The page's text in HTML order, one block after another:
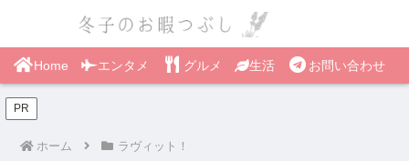
Home エンタメ グルメ 生活 お問い合わせ
PR
ホーム ラヴィット！